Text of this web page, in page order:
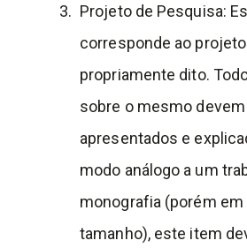
Projeto de Pesquisa:
corresponde ao
propriamente dito.
sobre o mesmo
apresentados e
modo análogo a um
monografia (porém
tamanho), este item